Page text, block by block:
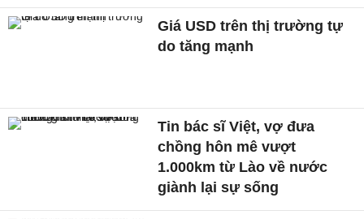
Giá USD trên thị trường tự
do tăng mạnh
Tin bác sĩ Việt, vợ đưa
chồng hôn mê vượt
1.000km từ Lào về nước
giành lại sự sống